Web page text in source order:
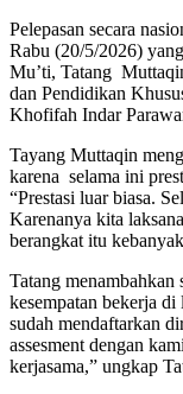
Pelepasan secara
Rabu (20/5/2026)
Mu’ti, Tatang
dan Pendidikan
Khofifah Indar
Tayang Muttaqin
karena selama ini
“Prestasi luar biasa.
Karenanya kita
berangkat itu
Tatang
kesempatan bekerja
sudah mendaftarkan
assesment dengan
kerjasama,” ungkap